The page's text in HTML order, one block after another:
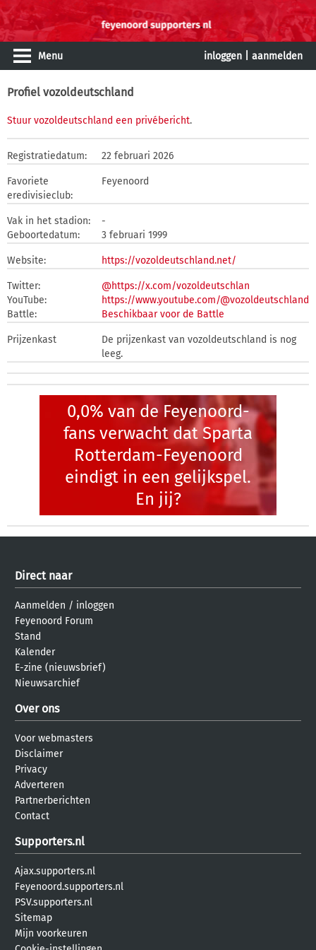
Menu inloggen aanmelden
Profiel vozoldeutschland
Stuur vozoldeutschland een privébericht.
Registratiedatum: 22 februari 2026
Favoriete
eredivisieclub:
Feyenoord
Vak in het stadion:
-
Geboortedatum:
3 februari 1999
Website: https://vozoldeutschland.net/
Twitter:
@https://x.com/vozoldeutschlan
YouTube:
https://www.youtube.com/@vozoldeutschland
Battle:
Beschikbaar voor de Battle
Prijzenkast
De prijzenkast van vozoldeutschland is nog
leeg.
0,0% van de Feyenoord-
fans verwacht dat Sparta
Rotterdam-Feyenoord
eindigt in een gelijkspel.
En jij?
Direct naar
Aanmelden / inloggen
Feyenoord Forum
Stand
Kalender
E-zine (nieuwsbrief)
Nieuwsarchief
Over ons
Voor webmasters
Disclaimer
Privacy
Adverteren
Partnerberichten
Contact
Supporters.nl
Ajax.supporters.nl
Feyenoord.supporters.nl
PSV.supporters.nl
Sitemap
Mijn voorkeuren